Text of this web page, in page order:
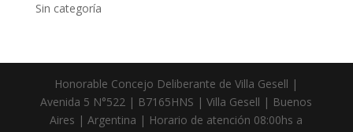
Sin categoría
Honorable Concejo Deliberante de Villa Gesell |
Avenida 5 N°522 | B7165HNS | Villa Gesell | Buenos
Aires | Argentina | Horario de atención 08:00hs a